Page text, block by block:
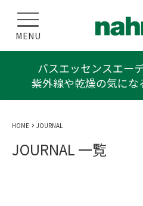
MENU
バスエッセンスエー
紫外線や乾燥の気にな
HOME JOURNAL
JOURNAL 一覧